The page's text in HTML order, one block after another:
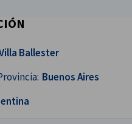
Ballester
Buenos Aires